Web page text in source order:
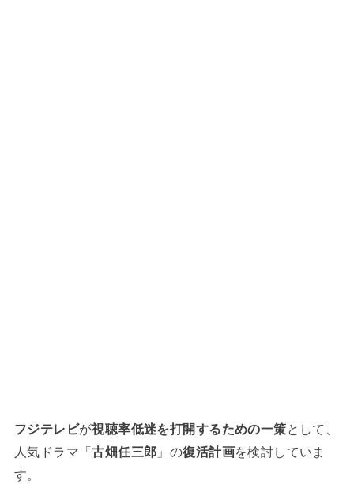
フジテレビが視聴率低迷を打開するための一策として、
人気ドラマ「古畑任三郎 」の復活計画を検討していま
す。